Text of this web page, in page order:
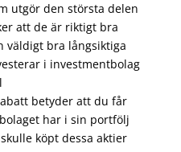
utgör den största delen
att de är riktigt bra
väldigt bra långsiktiga
i investmentbolag
betyder att du får
har i sin portfölj
köpt dessa aktier